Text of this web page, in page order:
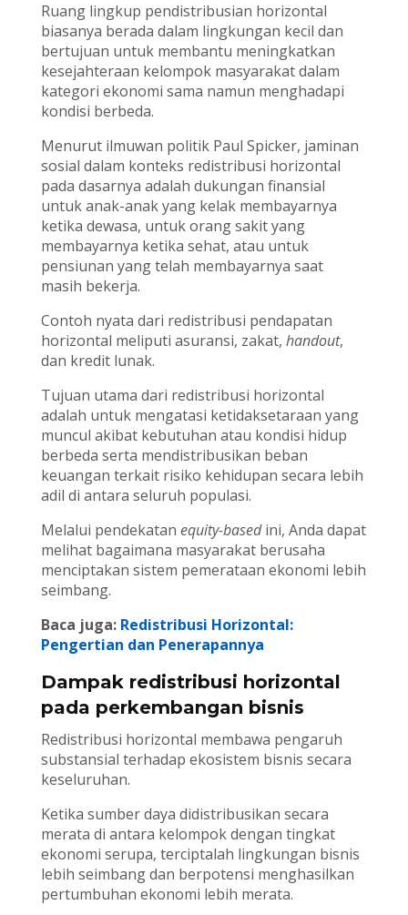
Ruang lingkup pendistribusian horizontal
biasanya berada dalam lingkungan kecil dan
bertujuan untuk membantu meningkatkan
kesejahteraan kelompok masyarakat dalam
kategori ekonomi sama namun menghadapi
kondisi berbeda.
Menurut ilmuwan politik Paul Spicker, jaminan
sosial dalam konteks redistribusi horizontal
pada dasarnya adalah dukungan finansial
untuk anak-anak yang kelak membayarnya
ketika dewasa, untuk orang sakit yang
membayarnya ketika sehat, atau untuk
pensiunan yang telah membayarnya saat
masih bekerja.
Contoh nyata dari redistribusi pendapatan
horizontal meliputi asuransi, zakat, handout,
dan kredit lunak.
Tujuan utama dari redistribusi horizontal
adalah untuk mengatasi ketidaksetaraan yang
muncul akibat kebutuhan atau kondisi hidup
berbeda serta mendistribusikan beban
keuangan terkait risiko kehidupan secara lebih
adil di antara seluruh populasi.
Melalui pendekatan equity-basedini, Anda dapat
melihat bagaimana masyarakat berusaha
menciptakan sistem pemerataan ekonomi lebih
seimbang.
Baca juga: Redistribusi Horizontal:
Pengertian dan Penerapannya
Dampak redistribusi horizontal
pada perkembangan bisnis
Redistribusi horizontal membawa pengaruh
substansial terhadap ekosistem bisnis secara
keseluruhan.
Ketika sumber daya didistribusikan secara
merata di antara kelompok dengan tingkat
ekonomi serupa, terciptalah lingkungan bisnis
lebih seimbang dan berpotensi menghasilkan
pertumbuhan ekonomi lebih merata.